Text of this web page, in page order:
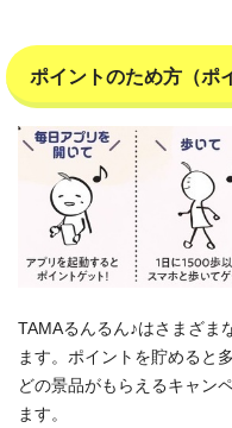
ポイントのため方（ポ
TAMAるんるん♪はさまざま
ます。ポイントを貯めると
どの景品がもらえるキャン
ます。